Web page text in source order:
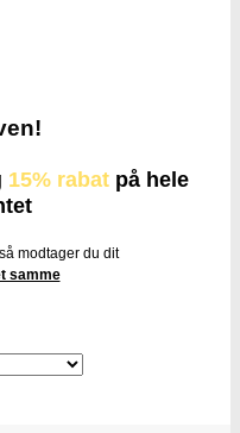
15% rabat på hele
modtager du dit
samme